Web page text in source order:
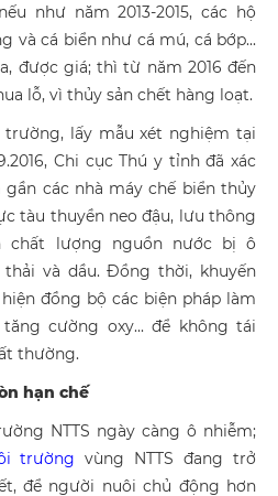
như năm 2013-2015, các hộ
và cá biển như cá mú, cá bớp...
được giá; thì từ năm 2016 đến
lỗ, vì thủy sản chết hàng loạt.
lấy mẫu xét nghiệm tại
Chi cục Thú y tỉnh đã xác
các nhà máy chế biển thủy
tàu thuyền neo đậu, lưu thông
chất lượng nguồn nước bị ô
và dầu. Đồng thời, khuyến
đồng bộ các biện pháp làm
cường oxy... để không tái
thường.
hạn chế
NTTS ngày càng ô nhiễm;
trường vùng NTTS đang trở
để người nuôi chủ động hơn